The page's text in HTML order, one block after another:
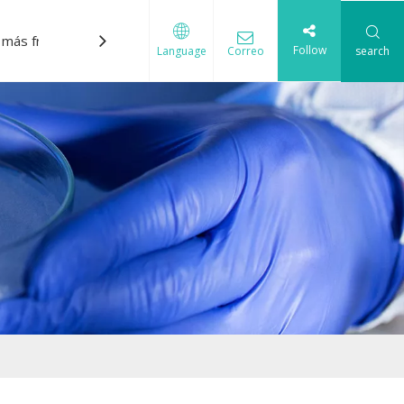
frecuentes Descargar Contáctenos
Language Correo Follow search